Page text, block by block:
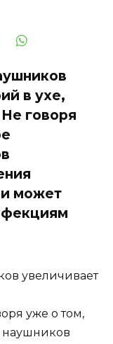
в ухе,
говоря
может
увеличивает
уже о том,
наушников